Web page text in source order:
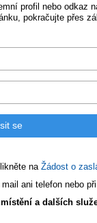
profil nebo odkaz
pokračujte přes
na Žádost o
ani telefon nebo
a dalších